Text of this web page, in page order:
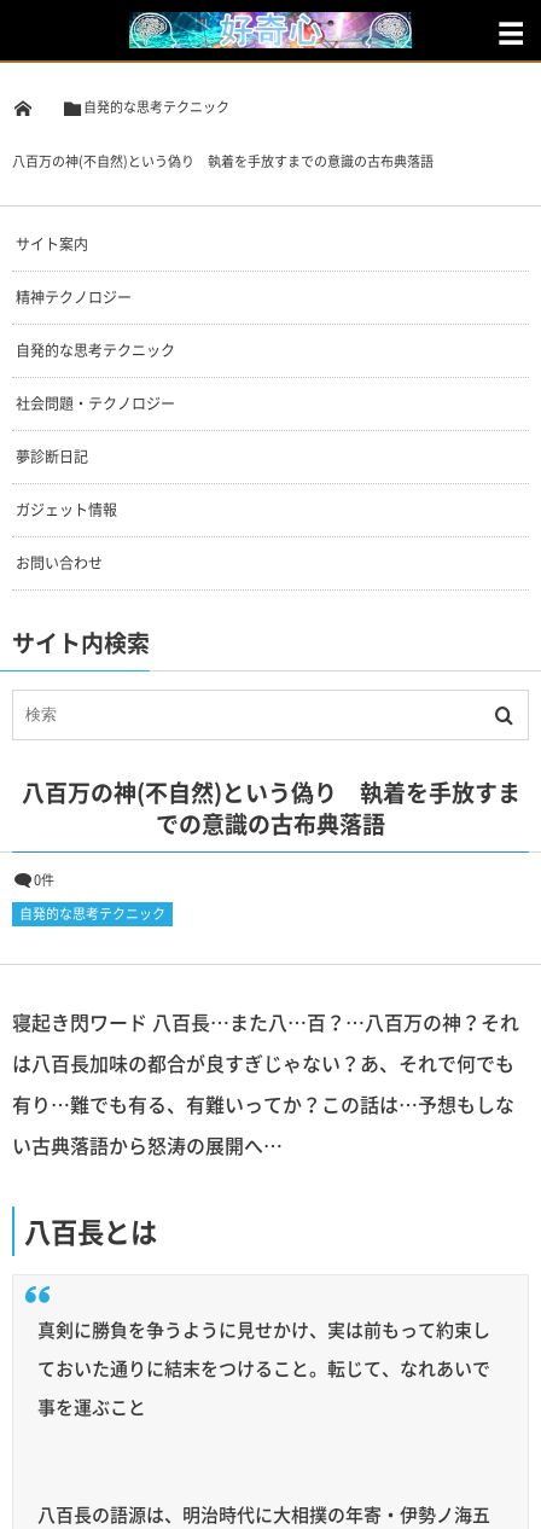
自発的な思考テクニック
八百万の神(不自然)という偽り 執着を手放すまでの意識の古布典落語
サイト案内
精神テクノロジー
自発的な思考テクニック
社会問題・テクノロジー
夢診断日記
ガジェット情報
お問い合わせ
サイト内検索
八百万の神(不自然)という偽り 執着を手放すま
での意識の古布典落語
0件
自発的な思考テクニック
寝起き閃ワード 八百長…また八…百？…八百万の神？それ
は八百長加味の都合が良すぎじゃない？あ、それで何でも
有り…難でも有る、有難いってか？この話は…予想もしな
い古典落語から怒涛の展開へ…
八百長とは
真剣に勝負を争うように見せかけ、実は前もって約束し
ておいた通りに結末をつけること。転じて、なれあいで
事を運ぶこと
八百長の語源は、明治時代に大相撲の年寄・伊勢ノ海五